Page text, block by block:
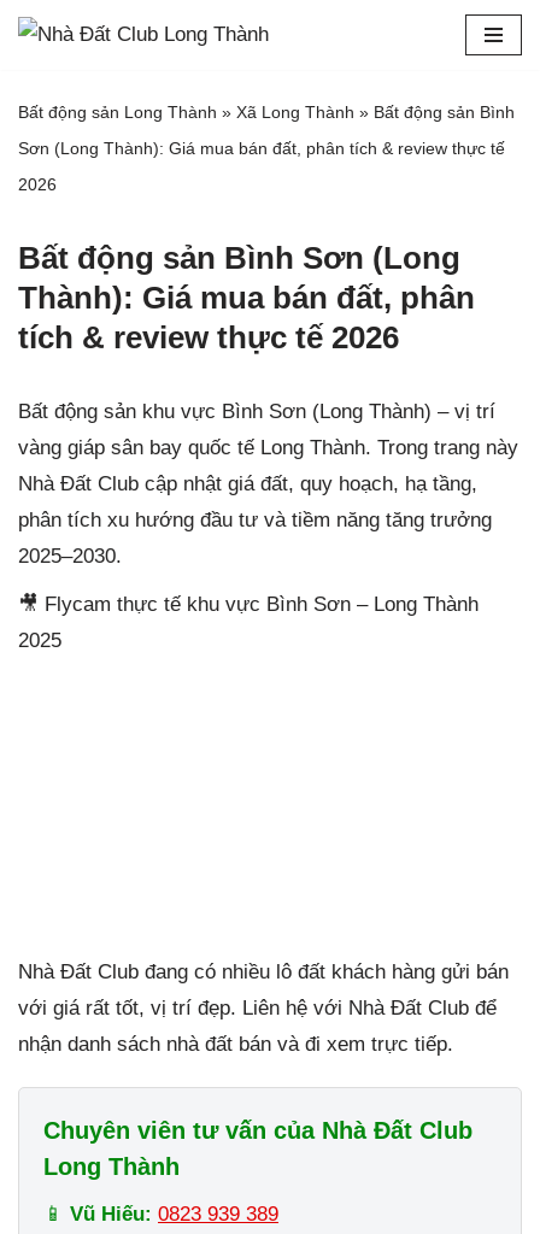
tới
nội
dung
Bất động sản Long Thành » Xã Long Thành » Bất động sản Bình
Sơn (Long Thành): Giá mua bán đất, phân tích & review thực tế
2026
Bất động sản Bình Sơn (Long
Thành): Giá mua bán đất, phân
tích & review thực tế 2026
Bất động sản khu vực Bình Sơn (Long Thành) – vị trí
vàng giáp sân bay quốc tế Long Thành. Trong trang này
Nhà Đất Club cập nhật giá đất, quy hoạch, hạ tầng,
phân tích xu hướng đầu tư và tiềm năng tăng trưởng
2025–2030.
🎥 Flycam thực tế khu vực Bình Sơn – Long Thành
2025
Nhà Đất Club đang có nhiều lô đất khách hàng gửi bán
với giá rất tốt, vị trí đẹp. Liên hệ với Nhà Đất Club để
nhận danh sách nhà đất bán và đi xem trực tiếp.
Chuyên viên tư vấn của Nhà Đất Club
Long Thành
📱 Vũ Hiếu: 0823 939 389